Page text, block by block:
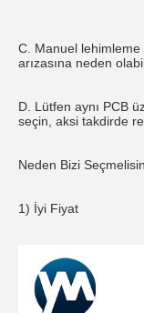
C. Manuel lehimleme
arızasına neden
D. Lütfen aynı PCB
seçin, aksi takdirde
Neden Bizi
1) İyi Fiyat